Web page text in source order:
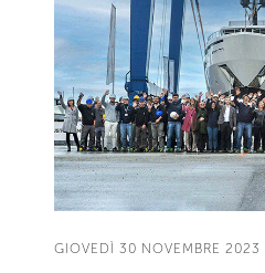
GIOVEDÌ 30 NOVEMBRE 2023